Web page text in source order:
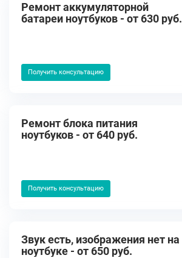
Ремонт аккумуляторной
батареи ноутбуков - от 630 руб.
Получить консультацию
Ремонт блока питания
ноутбуков - от 640 руб.
Получить консультацию
Звук есть, изображения нет на
ноутбуке - от 650 руб.